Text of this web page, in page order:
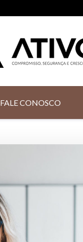
FALE CONOSCO